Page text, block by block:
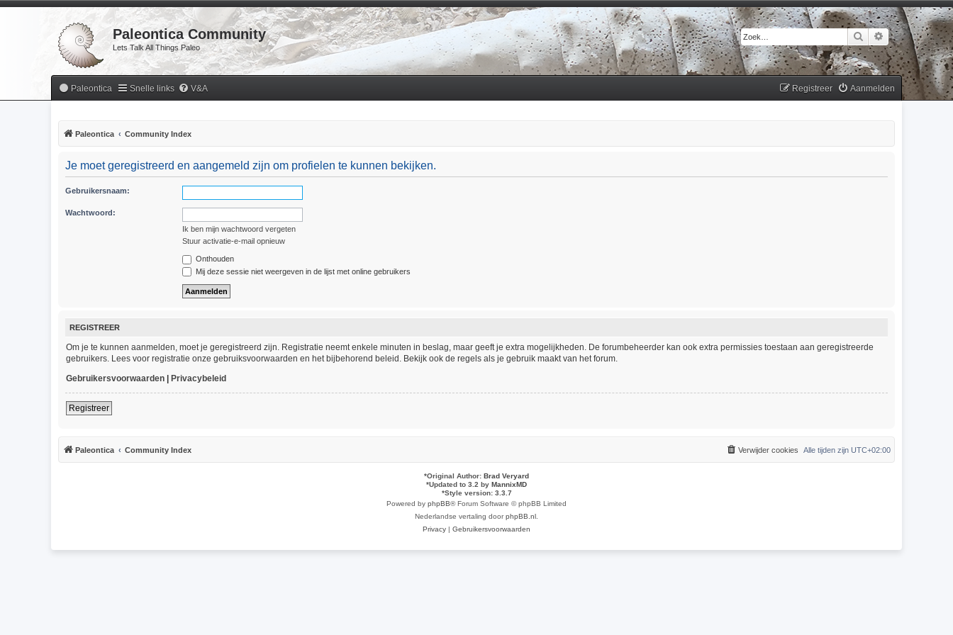
Paleontica Community
Lets Talk All Things Paleo
Zoek Uitgebreid
Paleontica Snelle links V&A Aanmelden
Registreer
Paleontica Community Index
Je moet geregistreerd en aangemeld zijn om profielen te kunnen bekijken.
Gebruikersnaam:
Wachtwoord:
Ik ben mijn wachtwoord vergeten
Stuur activatie-e-mail opnieuw
Onthouden
Mij deze sessie niet weergeven in de lijst met online gebruikers
REGISTREER
Om je te kunnen aanmelden, moet je geregistreerd zijn. Registratie neemt enkele minuten in beslag, maar geeft je extra mogelijkheden. De forumbeheerder kan ook extra permissies toestaan aan geregistreerde
gebruikers. Lees voor registratie onze gebruiksvoorwaarden en het bijbehorend beleid. Bekijk ook de regels als je gebruik maakt van het forum.
Gebruikersvoorwaarden | Privacybeleid
Registreer
Paleontica Community Index Alle tijden zijn UTC+02:00
Verwijder cookies
*Original Author: Brad Veryard
*Updated to 3.2 by MannixMD
*Style version: 3.3.7
Powered by phpBB® Forum Software © phpBB Limited
Nederlandse vertaling doorphpBB.nl
Privacy | Gebruikersvoorwaarden